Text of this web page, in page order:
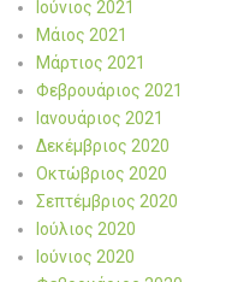
Ιούνιος 2021
Μάιος 2021
Μάρτιος 2021
Φεβρουάριος 2021
Ιανουάριος 2021
Δεκέμβριος 2020
Οκτώβριος 2020
Σεπτέμβριος 2020
Ιούλιος 2020
Ιούνιος 2020